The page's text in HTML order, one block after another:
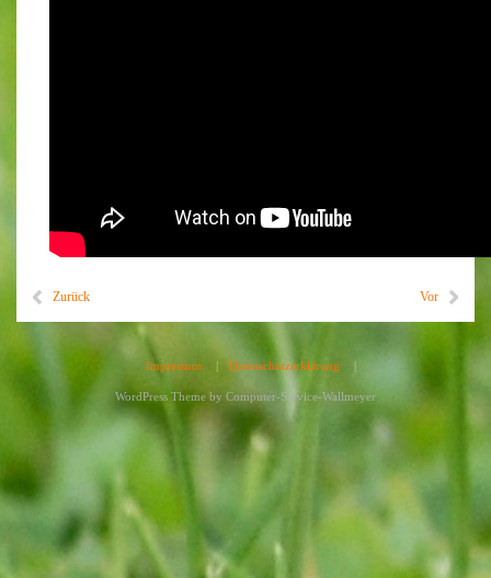
Zurück Vor
Impressum | Datenschutzerklärung |
WordPress Theme by Computer-Service-Wallmeyer